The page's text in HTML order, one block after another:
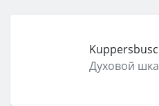
затем смотрите на
функции (конвекция,
защита от детей).
Духовой